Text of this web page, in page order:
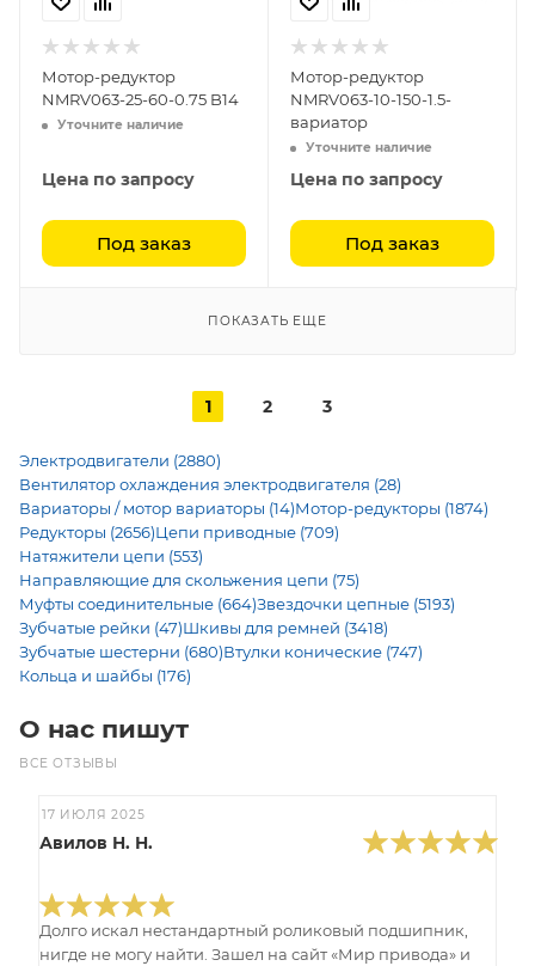
Мотор-редуктор
NMRV063-25-60-0.75 B14
Уточните наличие
Цена по запросу
Под заказ
Мотор-редуктор
NMRV063-10-150-1.5-
вариатор
Уточните наличие
Цена по запросу
Под заказ
ПОКАЗАТЬ ЕЩЕ
1 2 3
Электродвигатели (2880)
Вентилятор охлаждения электродвигателя (28)
Вариаторы / мотор вариаторы (14)Мотор-редукторы (1874)
Редукторы (2656)Цепи приводные (709)
Натяжители цепи (553)
Направляющие для скольжения цепи (75)
Муфты соединительные (664)Звездочки цепные (5193)
Зубчатые рейки (47)Шкивы для ремней (3418)
Зубчатые шестерни (680)Втулки конические (747)
Кольца и шайбы (176)
О нас пишут
ВСЕ ОТЗЫВЫ
17 ИЮЛЯ 2025
Авилов Н. Н.
Долго искал нестандартный роликовый подшипник,
нигде не могу найти. Зашел на сайт «Мир привода» и